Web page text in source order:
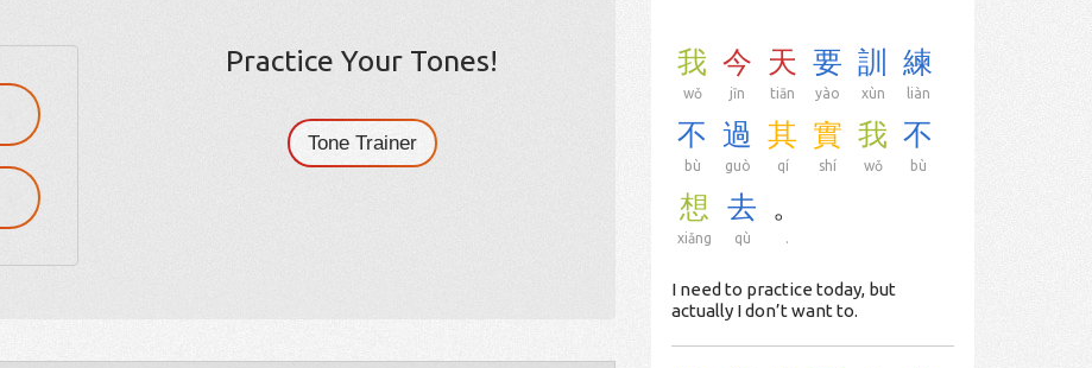
Practice Your Tones!
Tone Trainer
我
wǒ
今
jīn
天
tiān
要
yào
訓
xùn
練
liàn
不
bù
過
guò
其
qí
實
shí
我
wǒ
不
bù
想
xiǎng
去
qù
。
.
I need to practice today, but
actually I don’t want to.